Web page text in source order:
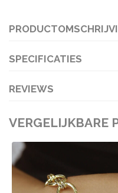
SPECIFICATIES
REVIEWS
VERGELIJKBARE